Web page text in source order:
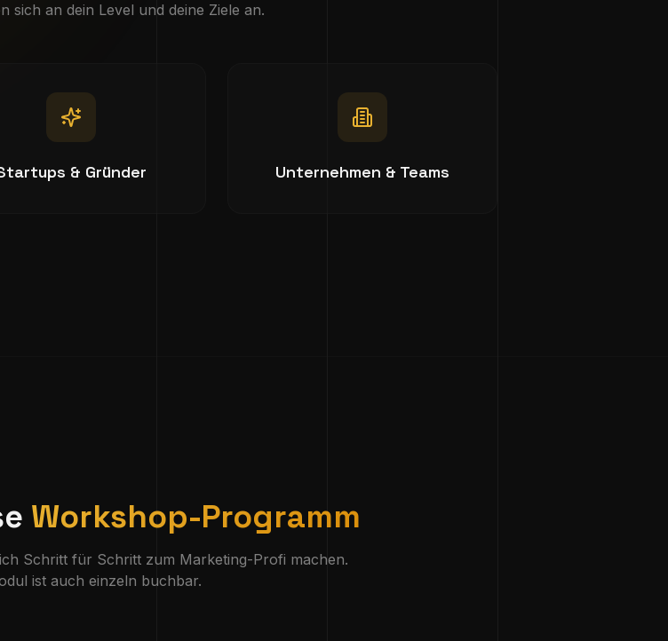
sich an dein Level und deine Ziele an.
& Gründer Unternehmen & Teams
Workshop-Programm
Schritt für Schritt zum Marketing-Profi machen.
ist auch einzeln buchbar.